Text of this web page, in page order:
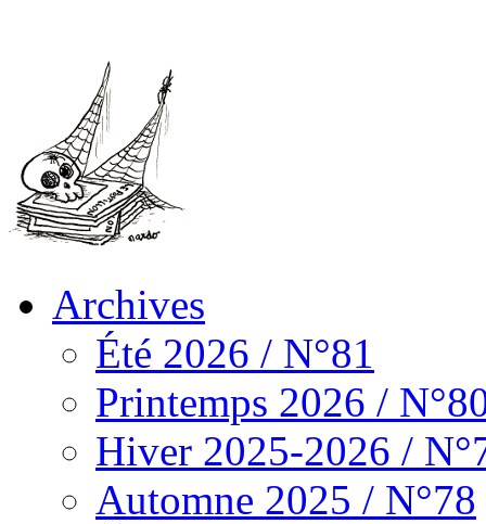
Archives
Été 2026 / N°81
Printemps 2026 /
Hiver 2025-2026 /
Automne 2025 / N°78